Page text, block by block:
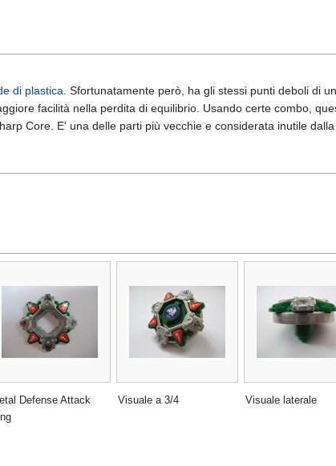
di plastica. Sfortunatamente però, ha gli stessi punti deboli di
facilità nella perdita di equilibrio. Usando certe combo,
Core. E' una delle parti più vecchie e considerata inutile
Defense Attack
Visuale a 3/4 Visuale laterale